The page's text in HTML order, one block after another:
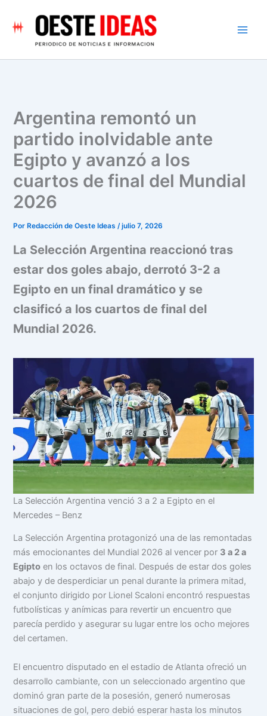
contenido
Argentina remontó un
partido inolvidable ante
Egipto y avanzó a los
cuartos de final del Mundial
2026
Por Redacción de Oeste Ideas/julio 7, 2026
La Selección Argentina reaccionó tras
estar dos goles abajo, derrotó 3-2 a
Egipto en un final dramático y se
clasificó a los cuartos de final del
Mundial 2026.
La Selección Argentina venció 3 a 2 a Egipto en el
Mercedes – Benz
La Selección Argentina protagonizó una de las remontadas
más emocionantes del Mundial 2026 al vencer por 3 a 2 a
Egipto en los octavos de final. Después de estar dos goles
abajo y de desperdiciar un penal durante la primera mitad,
el conjunto dirigido por Lionel Scaloni encontró respuestas
futbolísticas y anímicas para revertir un encuentro que
parecía perdido y asegurar su lugar entre los ocho mejores
del certamen.
El encuentro disputado en el estadio de Atlanta ofreció un
desarrollo cambiante, con un seleccionado argentino que
dominó gran parte de la posesión, generó numerosas
situaciones de gol, pero debió esperar hasta los minutos